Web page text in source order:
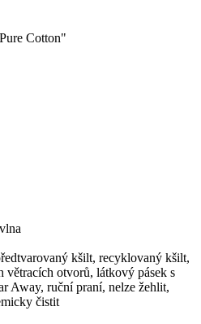
Cotton"
kšilt, recyklovaný kšilt,
větracích otvorů, látkový pásek s
Away, ruční praní, nelze žehlit,
čistit